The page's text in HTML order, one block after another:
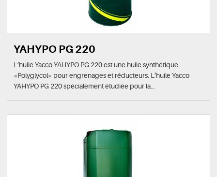
YAHYPO PG 220
L’huile Yacco YAHYPO PG 220 est une huile synthétique
«Polyglycol» pour engrenages et réducteurs. L’huile Yacco
YAHYPO PG 220 spécialement étudiée pour la...